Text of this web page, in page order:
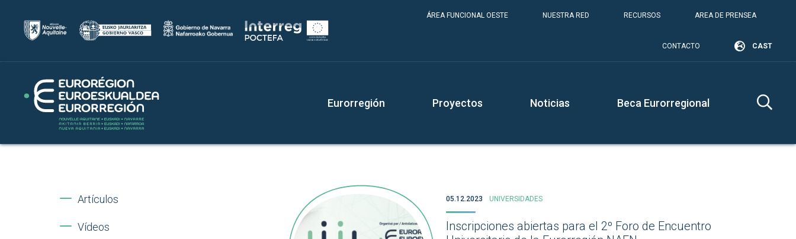
ÁREA FUNCIONAL OESTE NUESTRA RED RECURSOS AREA DE PRENSEA
CONTACTO CAST
Eurorregión Proyectos Noticias Beca Eurorregional
Artículos
Vídeos
05.12.2023 UNIVERSIDADES
Inscripciones abiertas para el 2º Foro de Encuentro